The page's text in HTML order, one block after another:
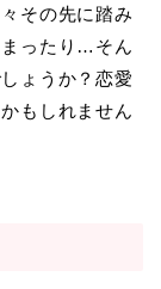
その先に踏み
まったり…そん
ょうか？恋愛
もしれません